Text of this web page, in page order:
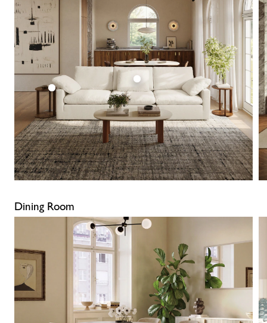
Dining Room